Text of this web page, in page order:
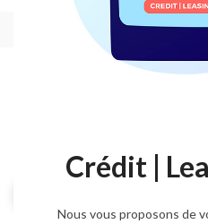
Crédit |
Nous vous proposons de